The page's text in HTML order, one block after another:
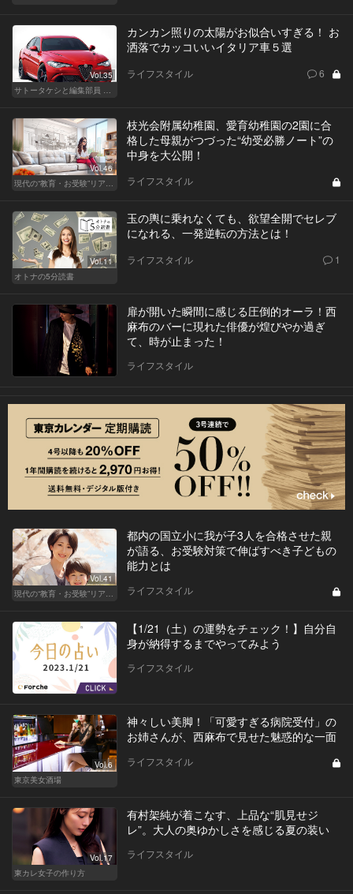
Vol.35
サトータケシと編集部員 船山の"CAR GENTSへの道"
カンカン照りの太陽がお似合いすぎる！ お
洒落でカッコいいイタリア車５選
ライフスタイル 6
Vol.46
現代の“教育・お受験”リアルドキュメント
枝光会附属幼稚園、愛育幼稚園の2園に合
格した母親がつづった“幼受必勝ノート”の
中身を大公開！
ライフスタイル
Vol.11
オトナの5分読書
玉の輿に乗れなくても、欲望全開でセレブ
になれる、一発逆転の方法とは！
ライフスタイル 1
扉が開いた瞬間に感じる圧倒的オーラ！西
麻布のバーに現れた俳優が煌びやか過ぎ
て、時が止まった！
ライフスタイル
Vol.41
現代の“教育・お受験”リアルドキュメント
都内の国立小に我が子3人を合格させた親
が語る、お受験対策で伸ばすべき子どもの
能力とは
ライフスタイル
【1/21（土）の運勢をチェック！】自分自
身が納得するまでやってみよう
ライフスタイル
Vol.6
東京美女酒場
神々しい美脚！「可愛すぎる病院受付」の
お姉さんが、西麻布で見せた魅惑的な一面
ライフスタイル
Vol.17
東カレ女子の作り方
有村架純が着こなす、上品な“肌見せジ
レ”。大人の奥ゆかしさを感じる夏の装い
ライフスタイル